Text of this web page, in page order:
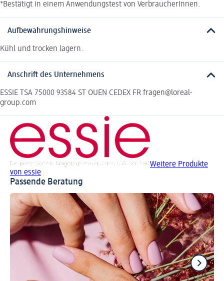
*Bestätigt in einem Anwendungstest von VerbraucherInnen.
Aufbewahrungshinweise
Kühl und trocken lagern.
Anschrift des Unternehmens
ESSIE TSA 75000 93584 ST OUEN CEDEX FR fragen@loreal-
group.com
Weitere Produkte
von essie
Passende Beratung